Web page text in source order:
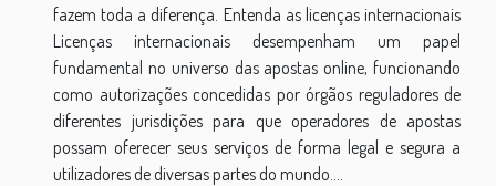
fazem toda a diferença. Entenda as licenças internacionais
Licenças internacionais desempenham um papel
fundamental no universo das apostas online, funcionando
como autorizações concedidas por órgãos reguladores de
diferentes jurisdições para que operadores de apostas
possam oferecer seus serviços de forma legal e segura a
utilizadores de diversas partes do mundo....